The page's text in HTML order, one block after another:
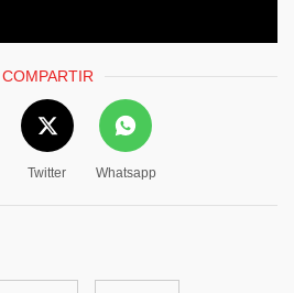
COMPARTIR
Twitter Whatsapp